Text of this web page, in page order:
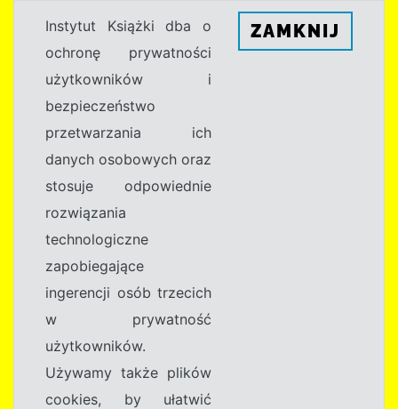
Instytut Książki dba o
ochronę prywatności
użytkowników i
bezpieczeństwo
przetwarzania ich
danych osobowych oraz
stosuje odpowiednie
rozwiązania
technologiczne
zapobiegające
ingerencji osób trzecich
w prywatność
użytkowników.
Używamy także plików
cookies, by ułatwić
ZAMKNIJ